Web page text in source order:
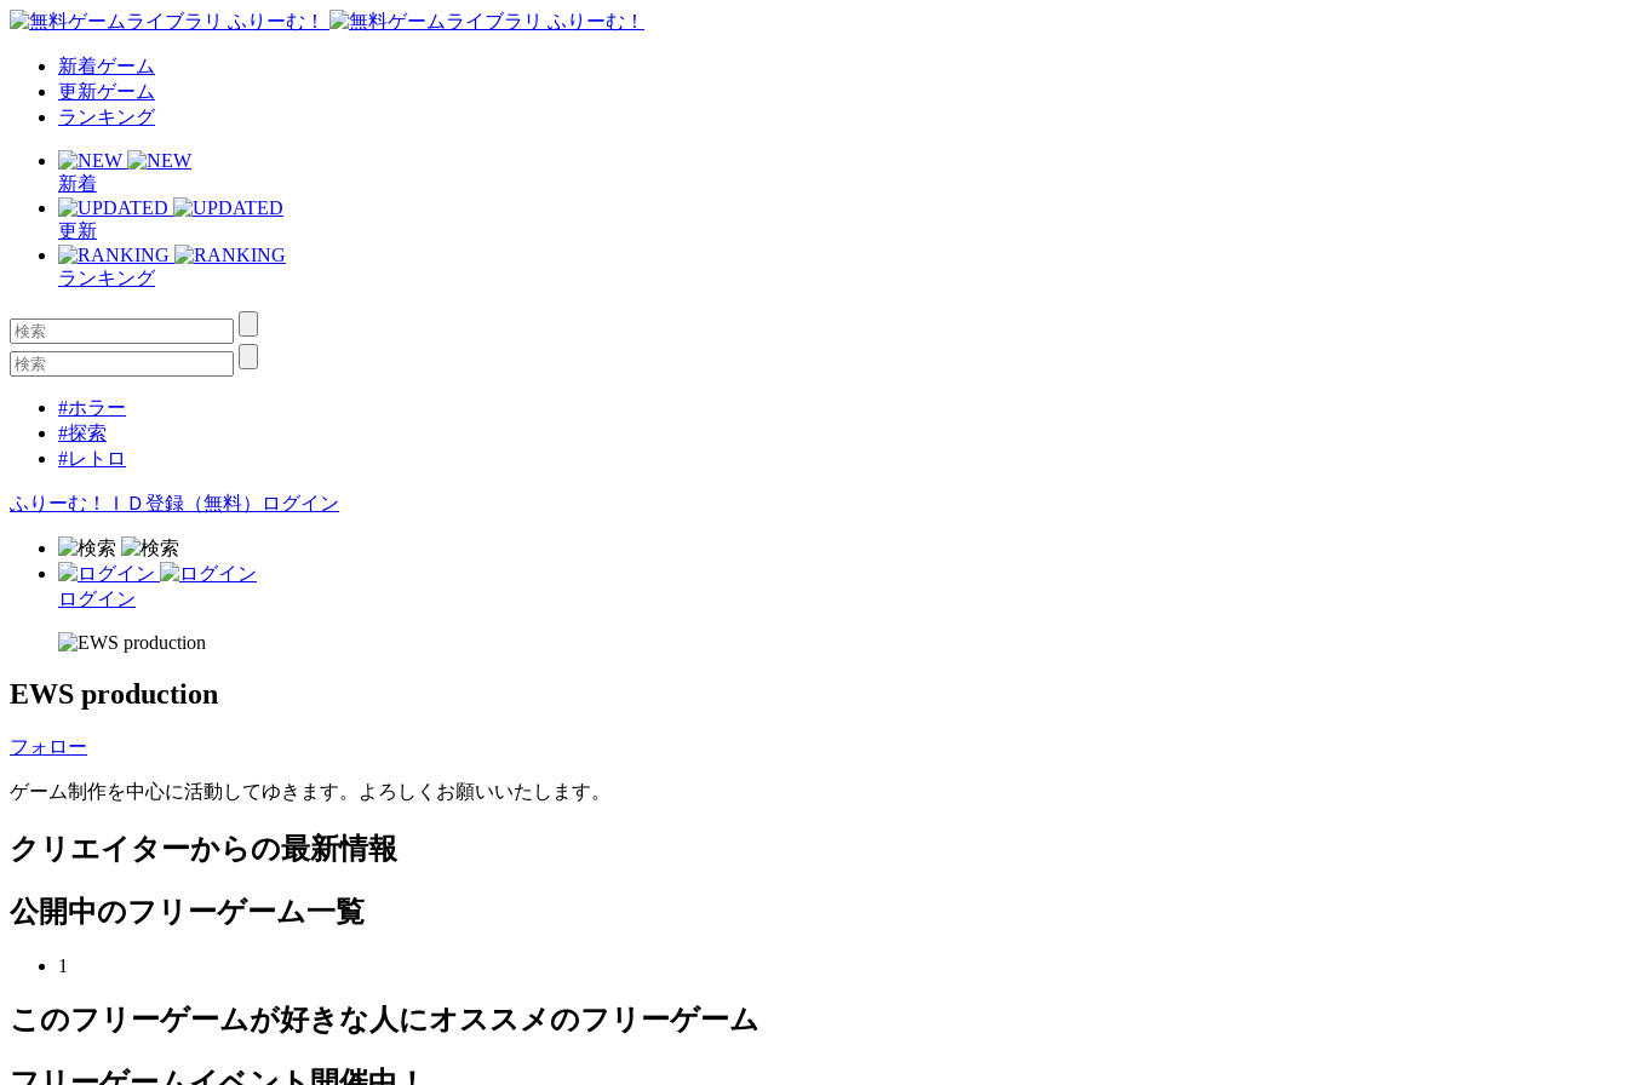
新着ゲーム
更新ゲーム
ランキング
新着
更新
ランキング
#ホラー
#探索
#レトロ
ふりーむ！ＩＤ登録（無料） ログイン
ログイン
EWS production
フォロー
ゲーム制作を中心に活動してゆきます。よろしくお願いいたします。
クリエイターからの最新情報
公開中のフリーゲーム一覧
1
このフリーゲームが好きな人にオススメのフリーゲーム